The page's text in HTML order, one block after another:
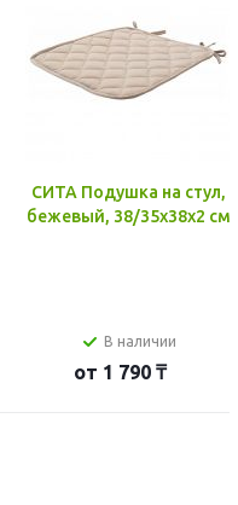
СИТА Подушка на стул,
бежевый, 38/35x38x2 см
В наличии
от 1 790 ₸